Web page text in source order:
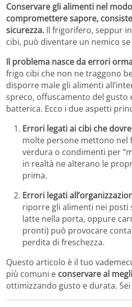
Conservare gli alimenti nel
compromettere sapore,
sicurezza. Il frigorifero, seppur
cibi, può diventare un nemico
Il problema nasce da errori
frigo cibi che non ne traggono
disporre male gli alimenti
spreco, offuscamento del gusto
batterica. Ecco i due aspetti
Errori legati ai cibi che
molte persone mettono nel
verdura o condimenti per
in realtà ne alterano le
prima.
Errori legati
riporre gli alimenti nei posti
latte nella porta, oppure
pronti) può provocare
perdita di freschezza.
Questo articolo è il tuo
più comuni e conservare al
ottimizzando gusto e durata.